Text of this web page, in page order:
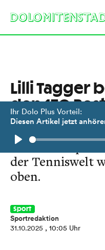
Ihr Dolo Plus Vorteil:
Diesen Artikel jetzt
Play
Lilli Tagger
den 170
Mit dem Einzug
Halbfinale
der Tenniswelt
oben.
Sport
Sportredaktion
31.10.2025 , 10:05 Uhr